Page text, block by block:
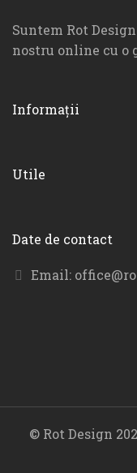
Suntem Rot
nostru online cu o
Informații
Utile
Date de contact
Email:
© Rot Design